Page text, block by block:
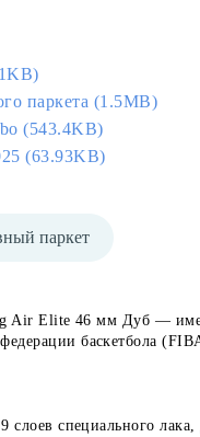
паркета (1.5MB)
(543.4KB)
(63.93KB)
паркет
Air Elite 46 мм Дуб —
баскетбола
специального